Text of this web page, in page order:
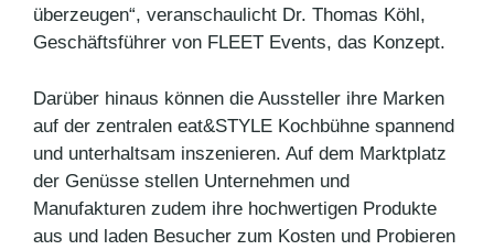
überzeugen“, veranschaulicht Dr. Thomas Köhl,
Geschäftsführer von FLEET Events, das Konzept.
Darüber hinaus können die Aussteller ihre Marken
auf der zentralen eat&STYLE Kochbühne spannend
und unterhaltsam inszenieren. Auf dem Marktplatz
der Genüsse stellen Unternehmen und
Manufakturen zudem ihre hochwertigen Produkte
aus und laden Besucher zum Kosten und Probieren